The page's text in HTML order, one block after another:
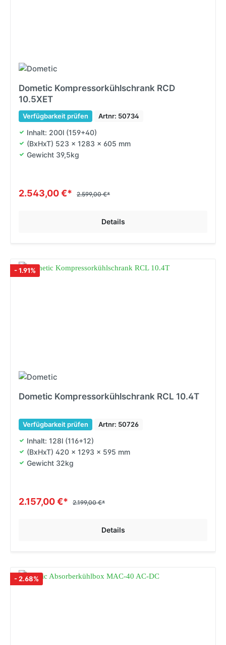
Dometic Kompressorkühlschrank RCD
10.5XET
Verfügbarkeit prüfen Artnr: 50734
Inhalt: 200l (159+40)
(BxHxT) 523 x 1283 x 605 mm
Gewicht 39,5kg
2.543,00 €* 2.599,00 €*
Details
- 1.91%
Dometic Kompressorkühlschrank RCL 10.4T
Verfügbarkeit prüfen Artnr: 50726
Inhalt: 128l (116+12)
(BxHxT) 420 x 1293 x 595 mm
Gewicht 32kg
2.157,00 €* 2.199,00 €*
Details
- 2.68%